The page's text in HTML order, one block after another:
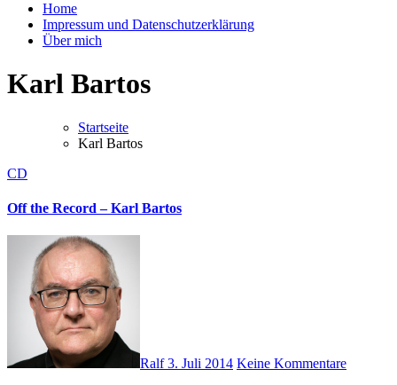
Home
Impressum und Datenschutzerklärung
Über mich
Karl Bartos
Startseite
Karl Bartos
CD
Off the Record – Karl Bartos
Ralf3. Juli 2014 Keine Kommentare